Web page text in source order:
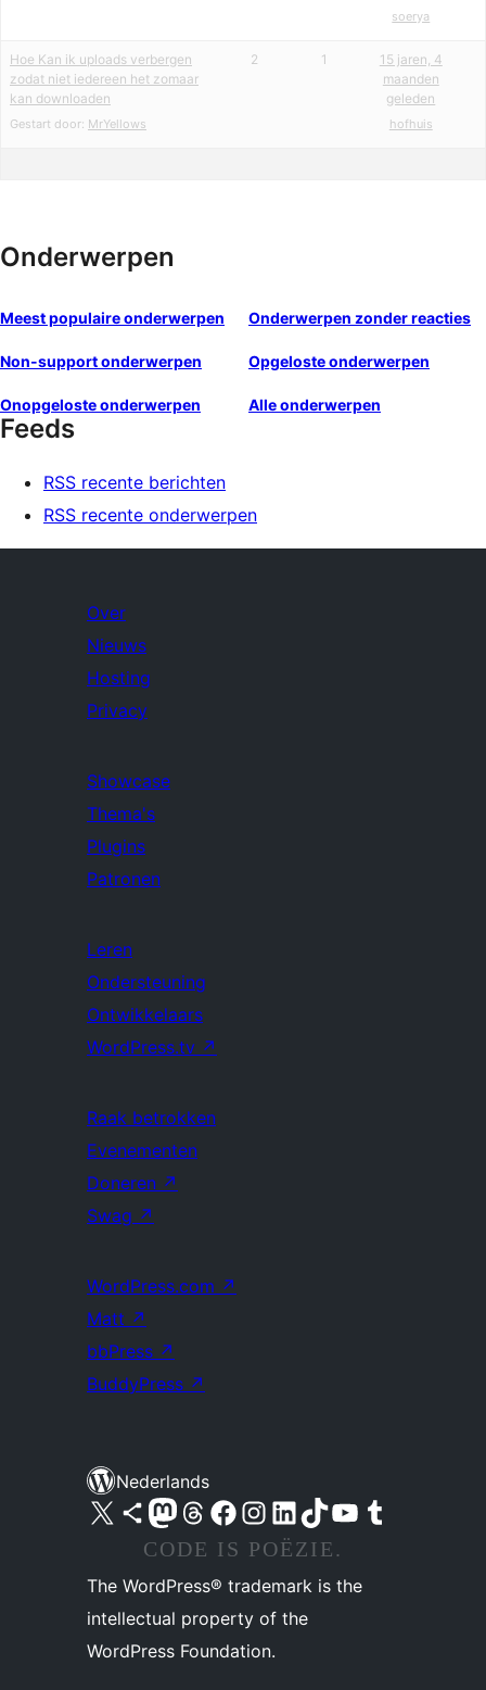
soerya
Hoe Kan ik uploads verbergen
zodat niet iedereen het zomaar
kan downloaden
Gestart door: MrYellows
2 1
15 jaren, 4
maanden
geleden
hofhuis
Onderwerpen
Meest populaire onderwerpen Onderwerpen zonder reacties
Non-support onderwerpen Opgeloste onderwerpen
Onopgeloste onderwerpen Alle onderwerpen
Feeds
RSS recente berichten
RSS recente onderwerpen
Over
Nieuws
Hosting
Privacy
Showcase
Thema's
Plugins
Patronen
Leren
Ondersteuning
Ontwikkelaars
WordPress.tv ↗
Raak betrokken
Evenementen
Doneren ↗
Swag ↗
WordPress.com ↗
Matt ↗
bbPress ↗
BuddyPress ↗
Nederlands
Bezoek ons X (voorheen Twitter) account
Bezoek ons Bluesky account
Bezoek ons Mastodon account
Bezoek ons Threads account
Onze Facebook pagina bezoeken
Bezoek ons Instagram account
Bezoek ons LinkedIn account
Bezoek ons TikTok account
Bezoek ons YouTube kanaalBezoek ons Tumblr account
CODE IS POËZIE.
The WordPress® trademark is the
intellectual property of the
WordPress Foundation.